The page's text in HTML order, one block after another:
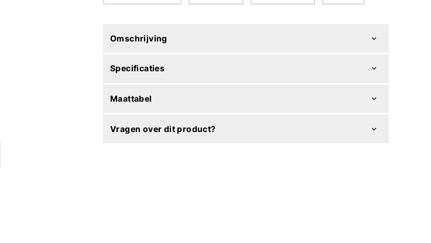
Omschrijving
Specificaties
Maattabel
Vragen over dit product?